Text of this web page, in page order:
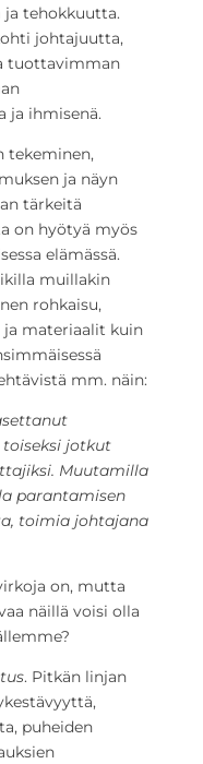
ja tehokkuutta.
johtajuutta,
tuottavimman
ja ihmisenä.
tekeminen,
ja näyn
tärkeitä
on hyötyä myös
elämässä.
muillakin
rohkaisu,
ja materiaalit kuin
mm. näin:
jotkut
Muutamilla
parantamisen
toimia johtajana
on, mutta
näillä voisi olla
. Pitkän linjan
puheiden